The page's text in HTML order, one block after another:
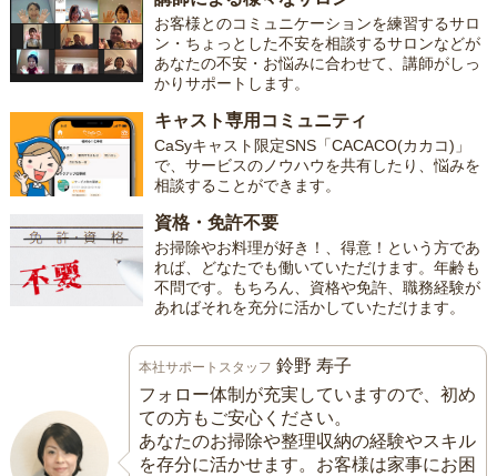
お客様とのコミュニケーションを練習するサロ
ン・ちょっとした不安を相談するサロンなどが
あなたの不安・お悩みに合わせて、講師がしっ
かりサポートします。
キャスト専用コミュニティ
CaSyキャスト限定SNS「CACACO(カカコ)」
で、サービスのノウハウを共有したり、悩みを
相談することができます。
資格・免許不要
お掃除やお料理が好き！、得意！という方であ
れば、どなたでも働いていただけます。年齢も
不問です。もちろん、資格や免許、職務経験が
あればそれを充分に活かしていただけます。
本社サポートスタッフ 鈴野 寿子
フォロー体制が充実していますので、初め
ての方もご安心ください。
あなたのお掃除や整理収納の経験やスキル
を存分に活かせます。お客様は家事にお困